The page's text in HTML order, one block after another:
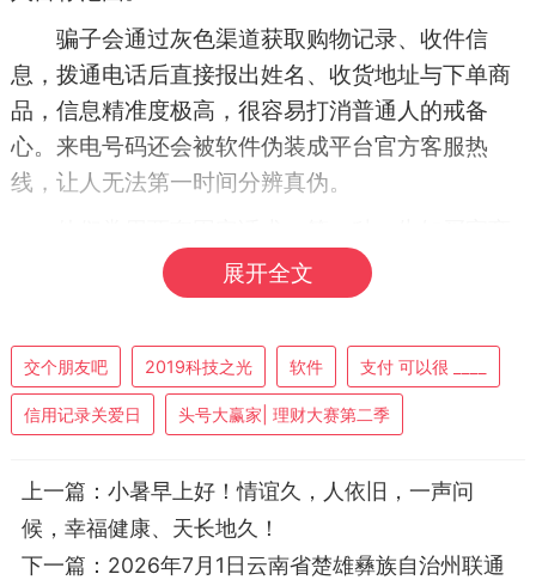
骗子会通过灰色渠道获取购物记录、收件信
息，拨通电话后直接报出姓名、收货地址与下单商
品，信息精准度极高，很容易打消普通人的戒备
心。来电号码还会被软件伪装成平台官方客服热
线，让人无法第一时间分辨真伪。
品存在质量问题、包裹在运输途中丢失，可以申请
三倍到十倍的高额理赔。第二种，谎称当事人在无
关闭操作，每月会自动扣除几百上千元的服务费。
一旦当事人表现出焦急情绪，对方就会顺势提
屏幕共享类小众软件，远程协助处理业务。只要开
启屏幕共享，手机屏幕里的银行卡账号、支付密
码、短信验证码会被实时捕捉，账户资金会被迅速
展开全文
交个朋友吧 2019科技之光 软件 支付 可以很 ____
信用记录关爱日 头号大赢家| 理财大赛第二季
上一篇： 小暑早上好！情谊久，人依旧，一声问
候，幸福健康、天长地久！
下一篇： 2026年7月1日云南省楚雄彝族自治州联通